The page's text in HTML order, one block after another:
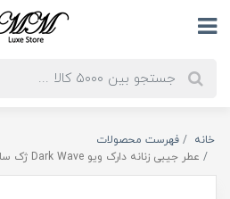
خانه
فهرست محصولات
عطر جیبی زنانه دارک ویو Dark Wave ژک ساف 20ml